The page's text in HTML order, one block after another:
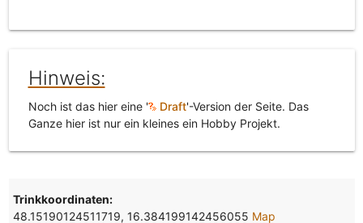
Hinweis:
Noch ist das hier eine ' Draft'-Version der Seite. Das
Ganze hier ist nur ein kleines ein Hobby Projekt.
Trinkkoordinaten:
48.15190124511719, 16.384199142456055 Map